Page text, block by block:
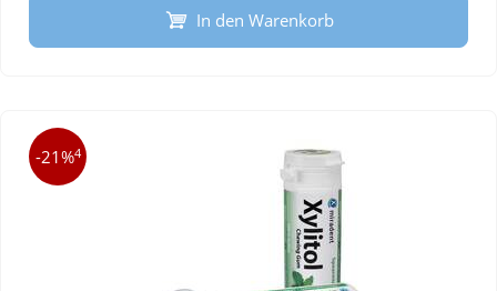
In den Warenkorb
-21%4